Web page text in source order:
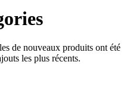
de nouveaux produits ont été
les plus récents.